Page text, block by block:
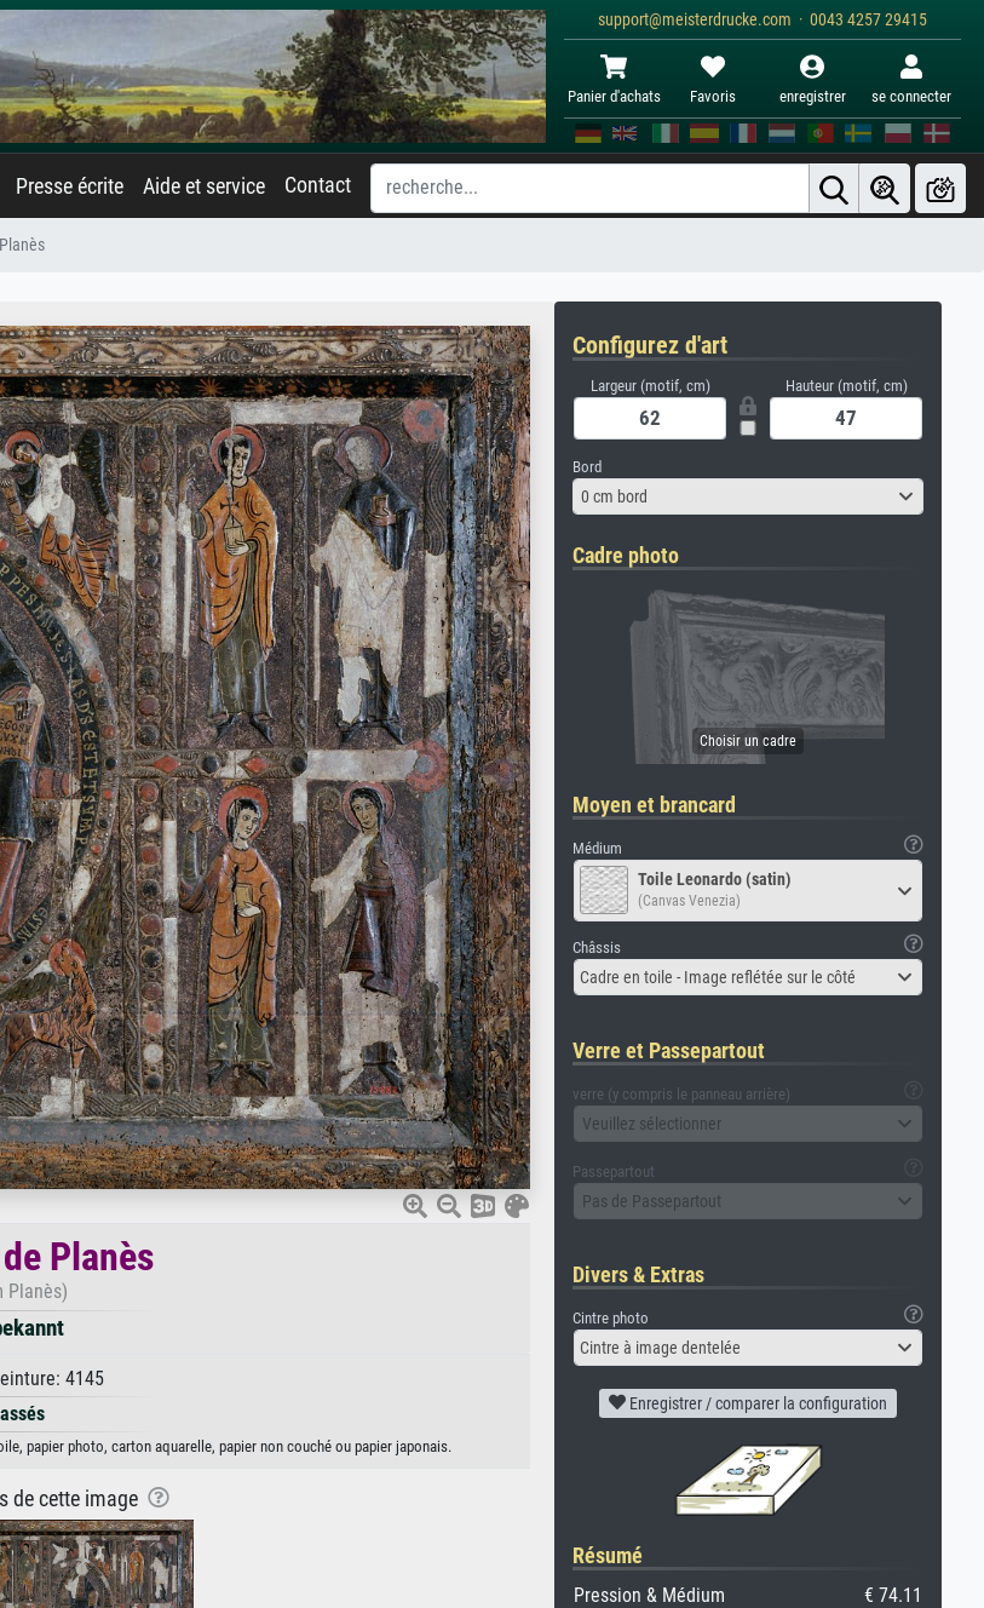
support@meisterdrucke.com · 0043 4257 29415
Panier d'achats Favoris enregistrer se connecter
Presse écrite Aide et service Contact
Planès
Planès)
4145
papier photo, carton aquarelle, papier non couché ou papier japonais.
de cette image
Configurez d'art
Largeur (motif, cm) Hauteur (motif, cm)
Bord
0 cm bord
Cadre photo
Moyen et brancard
Médium
Toile Leonardo (satin)
(Canvas Venezia)
Châssis
Cadre en toile - Image reflétée sur le côté
Verre et Passepartout
verre (y compris le panneau arrière)
Veuillez sélectionner
Passepartout
Pas de Passepartout
Divers & Extras
Cintre photo
Cintre à image dentelée
Enregistrer / comparer la configuration
Résumé
Pression & Médium
€ 74.11